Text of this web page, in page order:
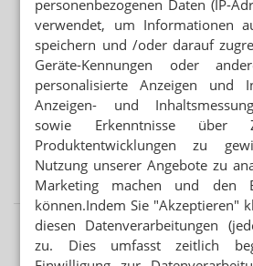
personenbezogenen Daten (IP-
verwendet, um Informationen
speichern und /oder darauf
Geräte-Kennungen oder
personalisierte Anzeigen und
Anzeigen- und
sowie Erkenntnisse über
Produktentwicklungen zu
Nutzung unserer Angebote zu
Marketing machen und den
können.Indem Sie "Akzeptieren"
diesen Datenverarbeitungen
zu. Dies umfasst zeitlich
APOTHEKENREFORM
ApoVWG: BMG prüft
„ZAPFSÄULEN ZUR SB-
8,359 Euro Fixum: Satire-Magazin
Apothekenreform
„BUNDESREGIERUNG MUSS JETZT
Phagro fordert Versender-
KOMMENTAR